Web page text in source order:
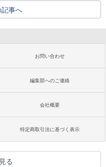
記事へ
お問い合わせ
編集部へのご連絡
会社概要
特定商取引法に基づく表示
る